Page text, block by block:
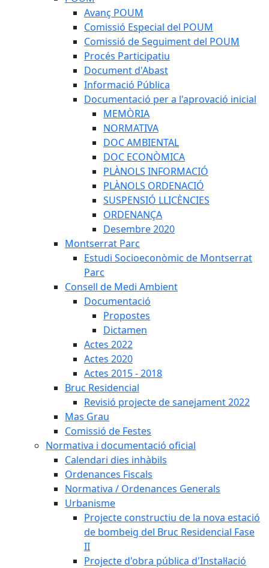
Avanç POUM
Comissió Especial del POUM
Comissió de Seguiment del POUM
Procés Participatiu
Document d'Abast
Informació Pública
Documentació per a l'aprovació inicial
MEMÒRIA
NORMATIVA
DOC AMBIENTAL
DOC ECONÒMICA
PLÀNOLS INFORMACIÓ
PLÀNOLS ORDENACIÓ
SUSPENSIÓ LLICÈNCIES
ORDENANÇA
Desembre 2020
Montserrat Parc
Estudi Socioeconòmic de Montserrat
Parc
Consell de Medi Ambient
Documentació
Propostes
Dictamen
Actes 2022
Actes 2020
Actes 2015 - 2018
Bruc Residencial
Revisió projecte de sanejament 2022
Mas Grau
Comissió de Festes
Normativa i documentació oficial
Calendari dies inhàbils
Ordenances Fiscals
Normativa / Ordenances Generals
Urbanisme
Projecte constructiu de la nova estació
de bombeig del Bruc Residencial Fase
II
Projecte d'obra pública d'Instal·lació